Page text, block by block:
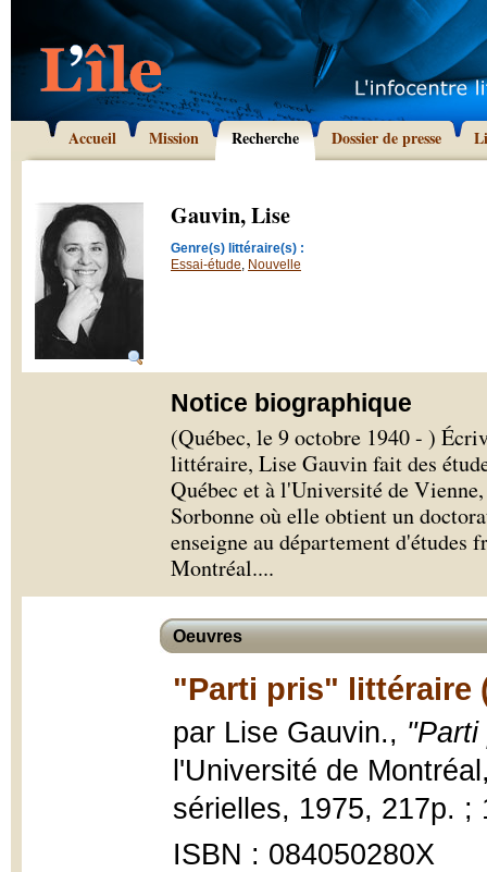
Accueil Mission Recherche Dossier de presse
Gauvin, Lise
Genre(s) littéraire(s) :
Essai-étude, Nouvelle
Notice biographique
(Québec, le 9 octobre 1940 - )
littéraire, Lise Gauvin fait des
Québec et à l'Université de
Sorbonne où elle obtient un
enseigne au département d'études
Montréal....
Oeuvres
"Parti pris" littéraire
par Lise Gauvin.,
l'Université de
sérielles, 1975, 217p. ;
ISBN : 084050280X